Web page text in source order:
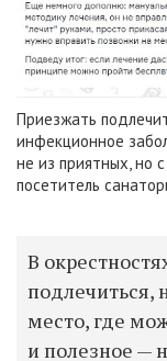
Приезжать
инфекционное
не из приятных, но
посетитель
В
подлечиться,
место, где
и полезное —